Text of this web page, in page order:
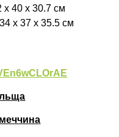
х 40 х 30.7 см
х 37 х 35.5 см